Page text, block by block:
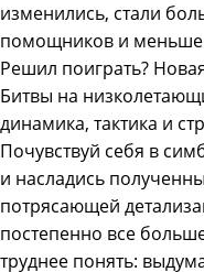
изменились, стали
помощников и меньше
Решил поиграть?
Битвы на
динамика, тактика и
Почувствуй себя в
и насладись
потрясающей
постепенно все
труднее понять: